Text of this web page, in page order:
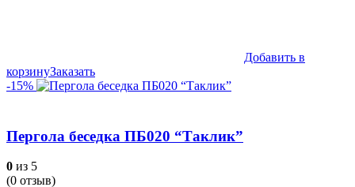
Добавить в
корзинуЗаказать
-15%
Пергола беседка ПБ020 “Таклик”
0 из 5
(0 отзыв)